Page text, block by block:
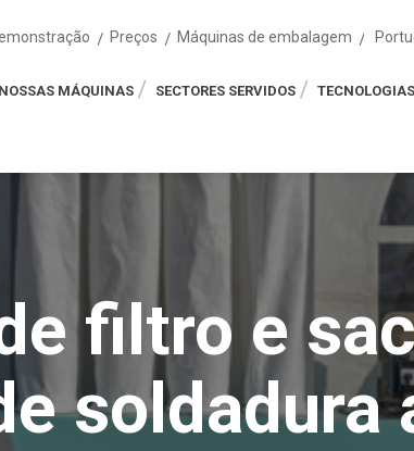
Preços Máquinas de embalagem
MÁQUINAS SECTORES SERVIDOS TECNOLOGIAS
filtro e
soldadura